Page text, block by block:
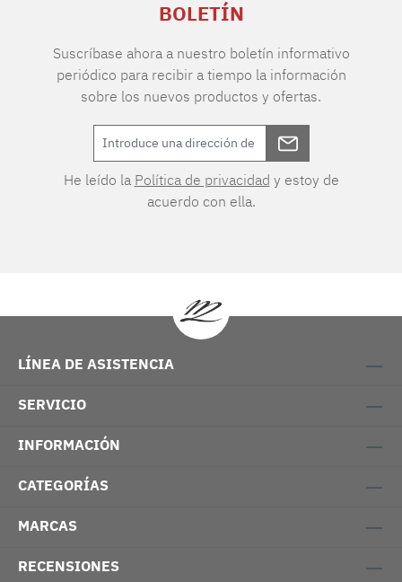
BOLETÍN
Suscríbase ahora a nuestro boletín informativo
periódico para recibir a tiempo la información
sobre los nuevos productos y ofertas.
He leído la Política de privacidad y estoy de
acuerdo con ella.
LÍNEA DE ASISTENCIA
SERVICIO
INFORMACIÓN
CATEGORÍAS
MARCAS
RECENSIONES